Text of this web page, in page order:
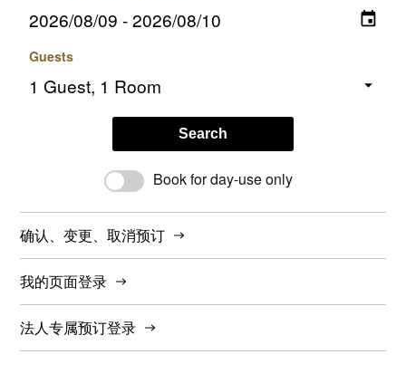
Guests
Search
Book for day-use only
确认、变更、取消预订
我的页面登录
法人专属预订登录